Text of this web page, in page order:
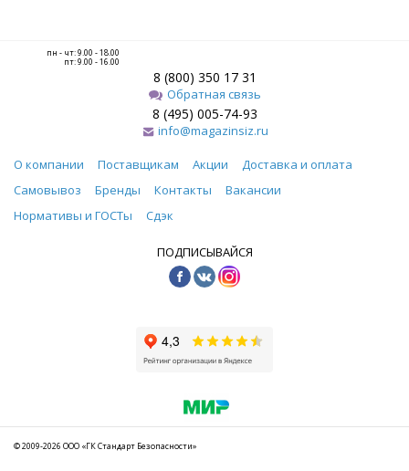
пн - чт: 9.00 - 18.00
пт: 9.00 - 16.00
8 (800) 350 17 31
Обратная связь
8 (495) 005-74-93
info@magazinsiz.ru
О компании Поставщикам Акции
Доставка и оплата
Самовывоз
Бренды Контакты
Вакансии
Нормативы и ГОСТы
Сдэк
ПОДПИСЫВАЙСЯ
© 2009-2026 ООО «ГК Стандарт Безопасности»